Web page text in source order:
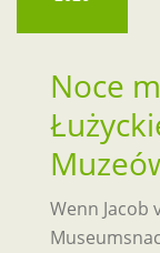
Noce
Wenn Jacob